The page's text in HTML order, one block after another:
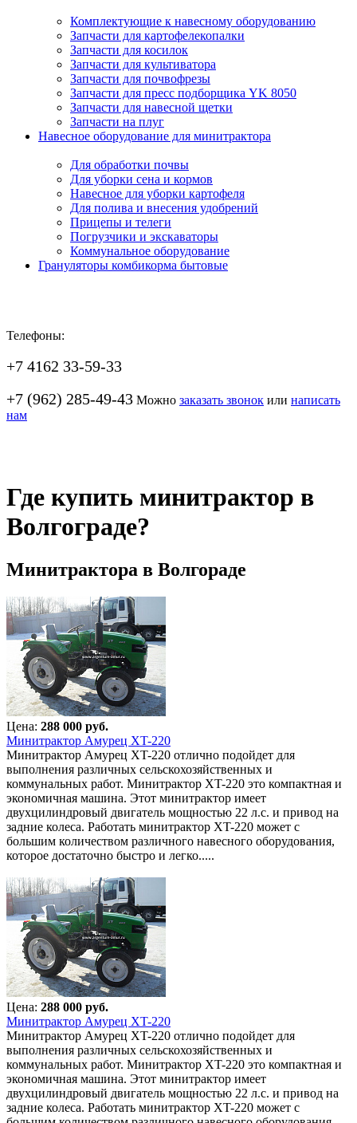
Комплектующие к навесному оборудованию
Запчасти для картофелекопалки
Запчасти для косилок
Запчасти для культиватора
Запчасти для почвофрезы
Запчасти для пресс подборщика YK 8050
Запчасти для навесной щетки
Запчасти на плуг
Навесное оборудование для минитрактора
Для обработки почвы
Для уборки сена и кормов
Навесное для уборки картофеля
Для полива и внесения удобрений
Прицепы и телеги
Погрузчики и экскаваторы
Коммунальное оборудование
Грануляторы комбикорма бытовые
Телефоны:
+7 4162 33-59-33
+7 (962) 285-49-43 Можно заказать звонок или написать
нам
Где купить минитрактор в
Волгограде?
Минитрактора в Волгораде
Цена: 288 000 руб.
Минитрактор Амурец XT-220
Минитрактор Амурец XT-220 отлично подойдет для
выполнения различных сельскохозяйственных и
коммунальных работ. Минитрактор XT-220 это компактная и
экономичная машина. Этот минитрактор имеет
двухцилиндровый двигатель мощностью 22 л.с. и привод на
задние колеса. Работать минитрактор XT-220 может с
большим количеством различного навесного оборудования,
которое достаточно быстро и легко.....
Цена: 288 000 руб.
Минитрактор Амурец XT-220
Минитрактор Амурец XT-220 отлично подойдет для
выполнения различных сельскохозяйственных и
коммунальных работ. Минитрактор XT-220 это компактная и
экономичная машина. Этот минитрактор имеет
двухцилиндровый двигатель мощностью 22 л.с. и привод на
задние колеса. Работать минитрактор XT-220 может с